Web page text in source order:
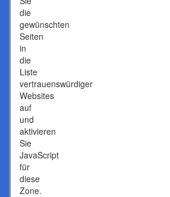
die
gewünschten
Seiten
in
die
Liste
vertrauenswürdiger
Websites
auf
und
aktivieren
Sie
JavaScript
für
diese
Zone.